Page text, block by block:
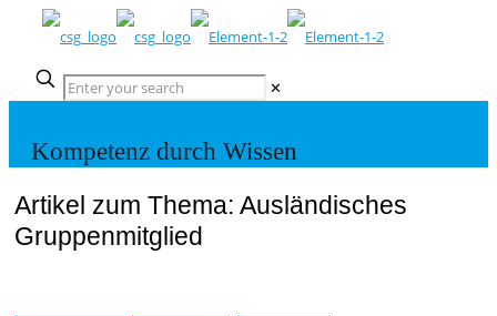
✕
Kompetenz durch Wissen
Artikel zum Thema: Ausländisches
Gruppenmitglied